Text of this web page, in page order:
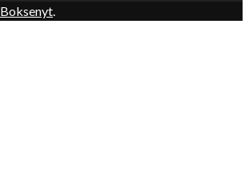
Boksenyt.